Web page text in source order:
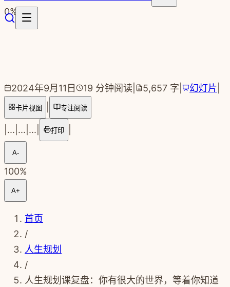
跳转到主要内容
0%
2024年9月11日 19 分钟阅读 5,657 字 幻灯片
卡片视图 专注阅读
... ... ... 打印
A-
100%
A+
首页
/
人生规划
/
人生规划课复盘：你有很大的世界，等着你知道